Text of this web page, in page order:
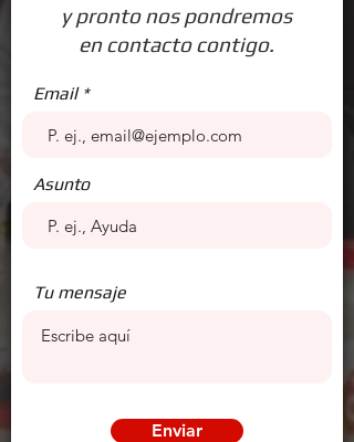
y pronto nos pondremos
en contacto contigo.
Email
Asunto
Tu mensaje
Enviar